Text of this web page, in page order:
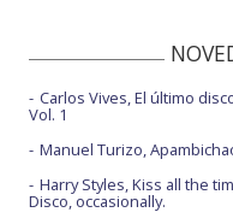
Carlos Vives, El último
Vol. 1
Manuel Turizo,
Harry Styles, Kiss all the
Disco, occasionally.